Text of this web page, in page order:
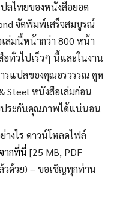
ลไทยของหนังสือยอด
จัดพิมพ์เสร็จสมบูรณ์
ล่มนี้หน้ากว่า 800 หน้า
ทั่วไปเร็วๆ นี้และในงาน
รแปลของคุณอรวรรณ คูห
Steel หนังสือเล่มก่อน
ระกันคุณภาพได้แน่นอน
งไร ดาวน์โหลดไฟล์
จากที่นี่ [25 MB, PDF
วด้วย) – ขอเชิญทุกท่าน